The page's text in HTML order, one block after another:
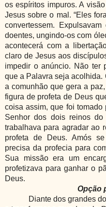
os espíritos impuros. A
Jesus sobre o mal. “Eles
convertessem.
doentes, ungindo-os com
acontecerá com a
claro de Jesus aos
impedir o anúncio. Não ter
que a Palavra seja acolhida.
a comunhão que gera a
figura de profeta de Deus
coisa assim, que foi
Senhor dos dois reinos
trabalhava para agradar ao
profeta de Deus. Amós
precisa da profecia para
Sua missão era um
profetizava para ganhar o
Deus.
Opção
Diante dos grandes